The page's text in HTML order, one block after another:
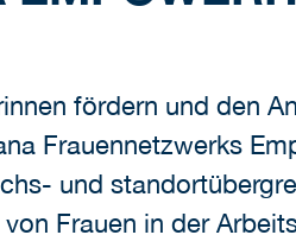
fördern und den
Frauennetzwerks
und
Frauen in der